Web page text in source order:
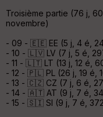
Troisième partie (76 j,
novembre)
- 09 - 🇪🇪 EE (5 j, 4 é,
- 10 - 🇱🇻 LV (7 j, 5 é,
- 11 - 🇱🇹 LT (13 j, 12 é,
- 12 - 🇵🇱 PL (26 j, 19 é,
- 13 - 🇨🇿 CZ (7 j, 6 é,
- 14 - 🇦🇹 AT (9 j, 7 é,
- 15 - 🇸🇮 SI (9 j, 7 é,